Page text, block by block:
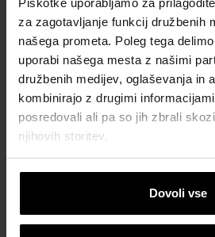
za zagotavljanje funkcij družbenih
našega prometa. Poleg tega
uporabi našega mesta z našimi
družbenih medijev, oglaševanja in
kombinirajo z drugimi
posredovali ali pa so jih zbrali
njihovih storitev.
Dovoli vse
učinkovitosti in